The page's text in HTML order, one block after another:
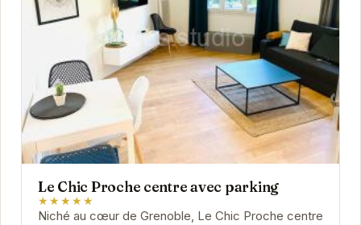
Le Chic Proche centre avec parking
★★★★★
Niché au cœur de Grenoble, Le Chic Proche centre